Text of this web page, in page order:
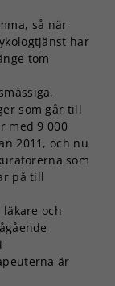
så när
har
tom
som går till
med 9 000
2011, och nu
som
på till
och
är